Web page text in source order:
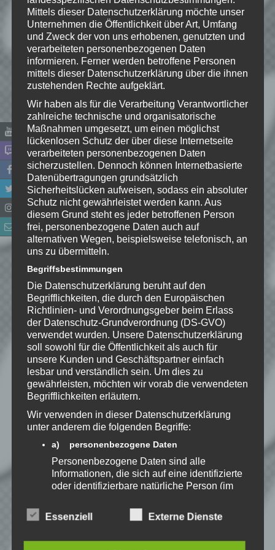
Deine E-Mail-Adresse wird nicht
veröffentlicht. Erforderliche Felder
sind mit*markiert
Kommentar*
Name*
E-Mail-Adresse
Website
*Ich habe die
Datenschutzerklärungzur
Kenntnis genommen. Ich stimme
zu, dass meine Angaben dauerhaft
gespeichert werden.
Benachrichtige mich über
nachfolgende Kommentare via E-
Benachrichtige mich über neue
Beiträge via E-Mail.
Mittels dieser Datenschutzerklärung möchte unser
Unternehmen die Öffentlichkeit über Art, Umfang
und Zweck der von uns erhobenen, genutzten und
verarbeiteten personenbezogenen Daten
informieren. Ferner werden betroffene Personen
mittels dieser Datenschutzerklärung über die ihnen
zustehenden Rechte aufgeklärt.
Wir haben als für die Verarbeitung Verantwortlicher
zahlreiche technische und organisatorische
Maßnahmen umgesetzt, um einen möglichst
lückenlosen Schutz der über diese Internetseite
verarbeiteten personenbezogenen Daten
sicherzustellen. Dennoch können Internetbasierte
Datenübertragungen grundsätzlich
Sicherheitslücken aufweisen, sodass ein absoluter
Schutz nicht gewährleistet werden kann. Aus
diesem Grund steht es jeder betroffenen Person
frei, personenbezogene Daten auch auf
alternativen Wegen, beispielsweise telefonisch, an
uns zu übermitteln.
Begriffsbestimmungen
Die Datenschutzerklärung beruht auf den
Begrifflichkeiten, die durch den Europäischen
Richtlinien- und Verordnungsgeber beim Erlass
der Datenschutz-Grundverordnung (DS-GVO)
verwendet wurden. Unsere Datenschutzerklärung
soll sowohl für die Öffentlichkeit als auch für
unsere Kunden und Geschäftspartner einfach
lesbar und verständlich sein. Um dies zu
gewährleisten, möchten wir vorab die verwendeten
Begrifflichkeiten erläutern.
Wir verwenden in dieser Datenschutzerklärung
unter anderem die folgenden Begriffe:
a) personenbezogene Daten
Personenbezogene Daten sind alle
Informationen, die sich auf eine identifizierte
oder identifizierbare natürliche Person (im
Als identifizierbar wird eine natürliche
Person angesehen, die direkt oder indirekt,
Essenziell Externe Dienste